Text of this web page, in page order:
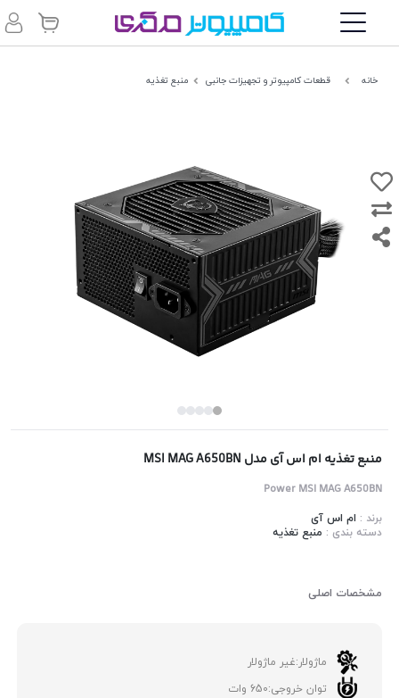
خانه قطعات کامپیوتر و تجهیزات جانبی منبع تغذیه
منبع تغذیه ام اس آی مدل MSI MAG A650BN
Power MSI MAG A650BN
برند : ام اس آی
دسته بندی : منبع تغذیه
مشخصات اصلی
ماژولار:غیر ماژولار
توان خروجی:650 وات